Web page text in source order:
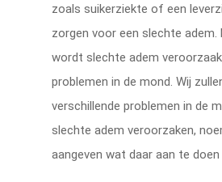
zoals suikerziekte of een
zorgen voor een slechte adem.
wordt slechte adem
problemen in de mond. Wij
verschillende problemen in de
slechte adem veroorzaken,
aangeven wat daar aan te doen